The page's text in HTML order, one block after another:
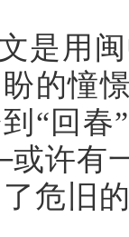
是用
的憧
“回
许有
危旧